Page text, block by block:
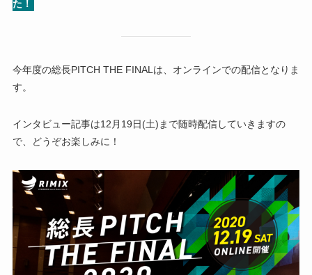
た！
今年度の総長PITCH THE FINALは、オンラインでの配信となりま
す。
インタビュー記事は12月19日(土)まで随時配信していきますの
で、どうぞお楽しみに！